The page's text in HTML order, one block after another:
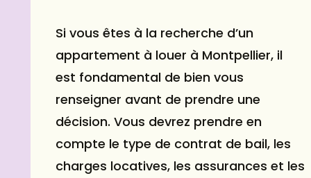
Si vous êtes à la recherche d’un
appartement à louer à Montpellier, il
est fondamental de bien vous
renseigner avant de prendre une
décision. Vous devrez prendre en
compte le type de contrat de bail, les
charges locatives, les assurances et les